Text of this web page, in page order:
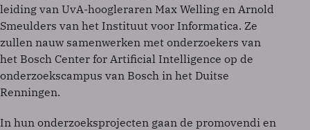
leiding van UvA-hoogleraren Max Welling en Arnold
Smeulders van het Instituut voor Informatica. Ze
zullen nauw samenwerken met onderzoekers van
het Bosch Center for Artificial Intelligence op de
onderzoekscampus van Bosch in het Duitse
Renningen.
In hun onderzoeksprojecten gaan de promovendi en